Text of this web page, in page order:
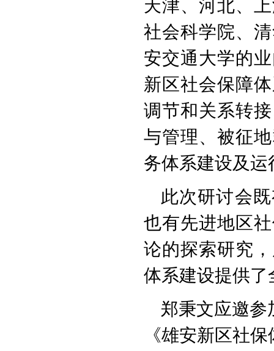
天津、河北、
社会科学院、
安交通大学的
新区社会保障
调节和关系转
与管理、被征
务体系建设及
此次研讨会
也有先进地区
论的探索研究
体系建设提供
郑秉文应邀参
《雄安新区社